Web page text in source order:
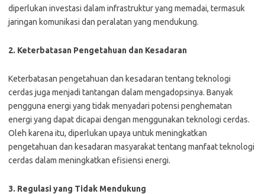
diperlukan investasi dalam infrastruktur yang memadai, termasuk
jaringan komunikasi dan peralatan yang mendukung.
2. Keterbatasan Pengetahuan dan Kesadaran
Keterbatasan pengetahuan dan kesadaran tentang teknologi
cerdas juga menjadi tantangan dalam mengadopsinya. Banyak
pengguna energi yang tidak menyadari potensi penghematan
energi yang dapat dicapai dengan menggunakan teknologi cerdas.
Oleh karena itu, diperlukan upaya untuk meningkatkan
pengetahuan dan kesadaran masyarakat tentang manfaat teknologi
cerdas dalam meningkatkan efisiensi energi.
3. Regulasi yang Tidak Mendukung